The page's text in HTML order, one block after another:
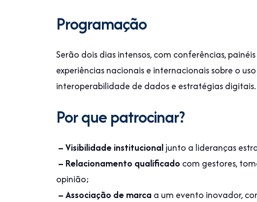
Programação
Serão dois dias intensos, com conferências,
experiências nacionais e internacionais sobre o
interoperabilidade de dados e estratégias digitais.
Por que patrocinar?
– Visibilidade institucionaljunto a lideranças
– Relacionamento qualificado com gestores,
opinião;
– Associação de marca a um evento inovador,